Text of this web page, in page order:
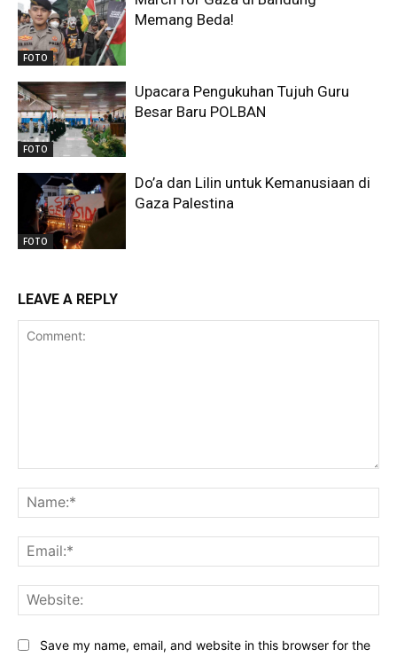
FOTO
Memang Beda!
FOTO
Upacara Pengukuhan Tujuh Guru
Besar Baru POLBAN
FOTO
Do’a dan Lilin untuk Kemanusiaan di
Gaza Palestina
LEAVE A REPLY
Save my name, email, and website in this browser for the